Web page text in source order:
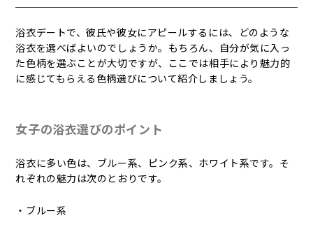
浴衣デートで、彼氏や彼女にアピールするには、どのような
浴衣を選べばよいのでしょうか。もちろん、自分が気に入っ
た色柄を選ぶことが大切ですが、ここでは相手により魅力的
に感じてもらえる色柄選びについて紹介しましょう。
女子の浴衣選びのポイント
浴衣に多い色は、ブルー系、ピンク系、ホワイト系です。そ
れぞれの魅力は次のとおりです。
・ブルー系